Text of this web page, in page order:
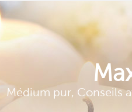
Médium pur, Conseils